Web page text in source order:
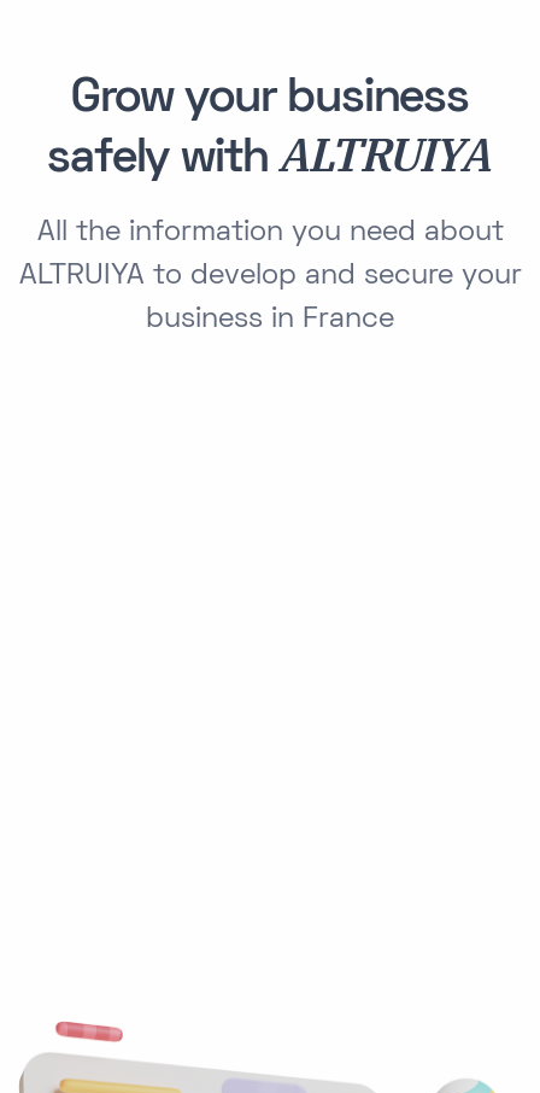
Grow your business
safely withALTRUIYA
All the information you need about
ALTRUIYA to develop and secure your
business in France